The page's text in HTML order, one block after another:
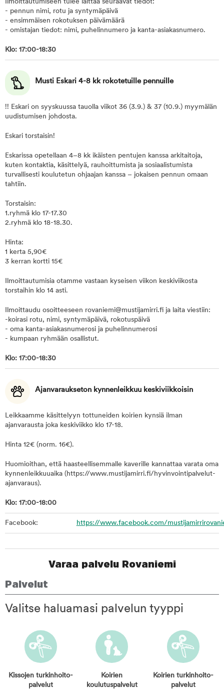
Ilmoittautumiseen tulee laittaa seuraavat tiedot:
- pennun nimi, rotu ja syntymäpäivä
- ensimmäisen rokotuksen päivämäärä
- omistajan tiedot: nimi, puhelinnumero ja kanta-asiakasnumero.
Klo: 17:00-18:30
Musti Eskari 4-8 kk rokotetuille pennuille
!! Eskari on syyskuussa tauolla viikot 36 (3.9.) & 37 (10.9.) myymälän
uudistumisen johdosta.
Eskari torstaisin!
Eskarissa opetellaan 4–8 kk ikäisten pentujen kanssa arkitaitoja,
kuten kontaktia, käsittelyä, rauhoittumista ja sosiaalistumista
turvallisesti koulutetun ohjaajan kanssa – jokaisen pennun omaan
tahtiin.
Torstaisin:
1.ryhmä klo 17-17.30
2.ryhmä klo 18-18.30.
Hinta:
1 kerta 5,90€
3 kerran kortti 15€
Ilmoittautumisia otamme vastaan kyseisen viikon keskiviikosta
torstaihin klo 14 asti.
Ilmoittaudu osoitteeseen rovaniemi@mustijamirri.fi ja laita viestiin:
-koirasi rotu, nimi, syntymäpäivä, rokotuspäivä
- oma kanta-asiakasnumerosi ja puhelinnumerosi
- kumpaan ryhmään osallistut.
Klo: 17:00-18:30
Ajanvaraukseton kynnenleikkuu keskiviikkoisin
Leikkaamme käsittelyyn tottuneiden koirien kynsiä ilman
ajanvarausta joka keskiviikko klo 17-18.
Hinta 12€ (norm. 16€).
Huomioithan, että haasteellisemmalle kaverille kannattaa varata oma
kynnenleikkuuaika (https://www.mustijamirri.fi/hyvinvointipalvelut-
ajanvaraus).
Klo: 17:00-18:00
Facebook: https://www.facebook.com/
Varaa palvelu Rovaniemi
Palvelut
Valitse haluamasi palvelun tyyppi
Kissojen turkinhoito­
palvelut
Koirien
koulutuspalvelut
Koirien turkinhoito­
palvelut